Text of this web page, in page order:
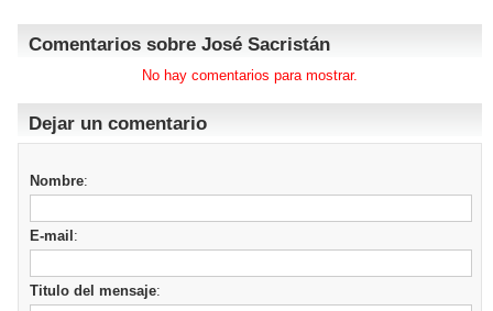
Comentarios sobre José Sacristán
No hay comentarios para mostrar.
Dejar un comentario
Nombre:
E-mail :
Titulo del mensaje: